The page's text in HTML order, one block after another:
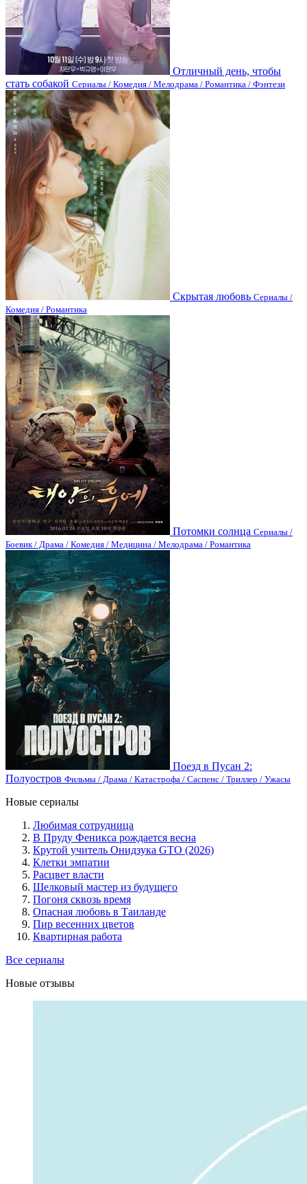
Отличный день, чтобы
стать собакой Сериалы / Комедия / Мелодрама / Романтика / Фэнтези
Скрытая любовь Сериалы /
Комедия / Романтика
Потомки солнца Сериалы /
Боевик / Драма / Комедия / Медицина / Мелодрама / Романтика
Поезд в Пусан 2:
Полуостров Фильмы / Драма / Катастрофа / Саспенс / Триллер / Ужасы
Новые сериалы
Любимая сотрудница
В Пруду Феникса рождается весна
Крутой учитель Онидзука GTO (2026)
Клетки эмпатии
Расцвет власти
Шелковый мастер из будущего
Погоня сквозь время
Опасная любовь в Таиланде
Пир весенних цветов
Квартирная работа
Все сериалы
Новые отзывы